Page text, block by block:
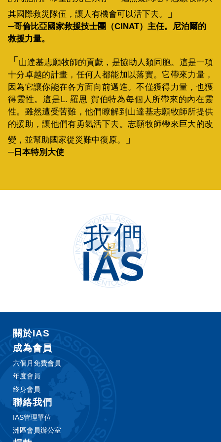
其國際救災隊伍，讓人有機會可以活下去。
─哥倫比亞國家救援技士團（CINAT）主任。尼泊爾的
救援力量。
山達基志願牧師的貢獻，是協助人類同胞。這是一項
十分卓越的計畫，任何人都能加以落實。它帶來力量，
因為它讓你能在各方面向前邁進。不僅獲得力量，也獲
得靈性。這是L. 羅恩 賀伯特為每個人所帶來的內在靈
性。雖然遭受苦難，他們瞭解到山達基志願牧師所提供
的援助，讓他們有勇氣活下去。志願牧師帶來巨大的改
變，並幫助國家從災難中復原。
─日本特別大使
關於IAS
成為會員
六個月免費會員
年度會員
終身會員
聯絡我們
IAS管理單位
洲區會員辦公室